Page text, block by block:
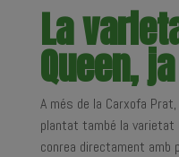
La
Queen,
A més de la Carxofa
plantat també la varietat
conrea directament amb